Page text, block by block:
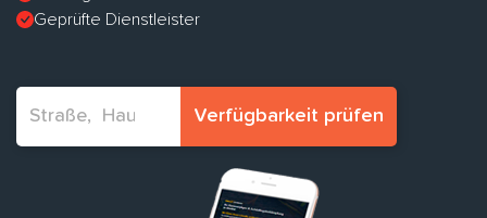
Geprüfte Dienstleister
Verfügbarkeit prüfen